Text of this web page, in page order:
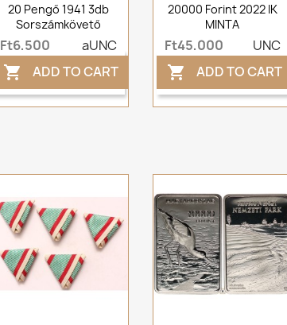
20 Pengő 1941 3db
Sorszámkövető
Ft6,500 aUNC
 ADD TO CART
20000 Forint 2022 IK
MINTA
Ft45,000 UNC
 ADD TO CART